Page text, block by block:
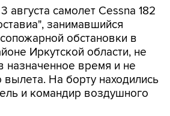
августа самолет Cessna 182
занимавшийся
обстановки в
Иркутской области, не
назначенное время и не
вылета. На борту находились
и командир воздушного